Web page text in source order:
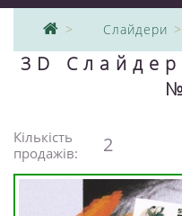
Слайдери
3D
Кількість
продажів:
2